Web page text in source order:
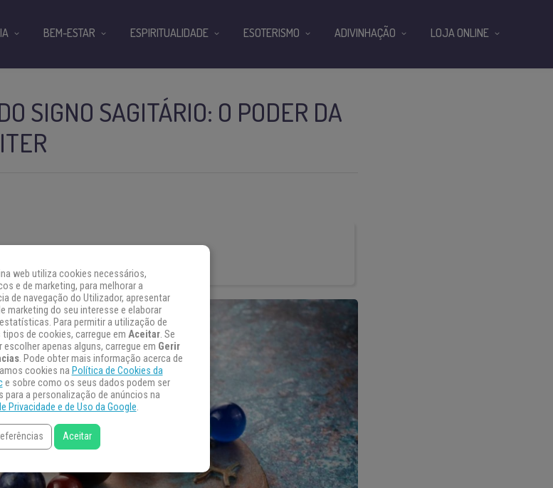
SIGNO SAGITÁRIO: O PODER DA
BEM-ESTAR ESPIRITUALIDADE ESOTERISMO ADIVINHAÇÃO LOJA ONLINE
web utiliza cookies necessários,
e de marketing, para melhorar a
de navegação do Utilizador, apresentar
marketing do seu interesse e elaborar
Para permitir a utilização de
de cookies, carregue em Aceitar. Se
escolher apenas alguns, carregue em Gerir
. Pode obter mais informação acerca de
cookies na Política de Cookies da
e sobre como os seus dados podem ser
para a personalização de anúncios na
Privacidade e de Uso da Google.
Aceitar